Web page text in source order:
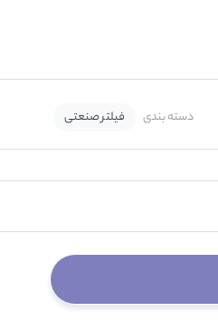
دسته بندی فیلتر صنعتی